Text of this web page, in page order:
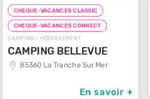
VACANCES CLASSIC
VACANCES CONNECT
/ HÉBERGEMENT
BELLEVUE
La Tranche Sur Mer
En savoir +